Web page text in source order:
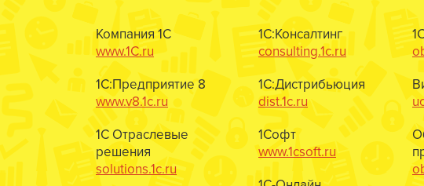
Компания 1С
www.1C.ru
1С:Предприятие 8
www.v8.1c.ru
1С Отраслевые
решения
solutions.1c.ru
1С:Консалтинг
consulting.1c.ru
1С:Дистрибьюция
dist.1c.ru
1Софт
www.1csoft.ru